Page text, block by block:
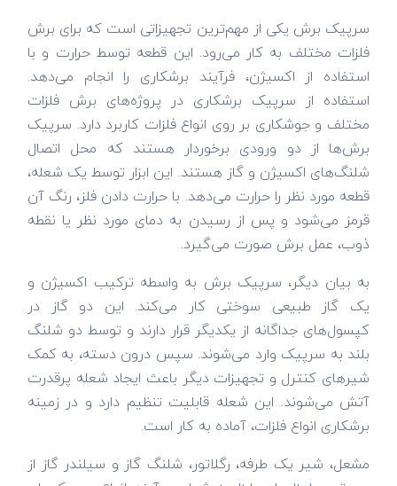
سرپیک برش یکی از مهم‌ترین تجهیزاتی است که برای برش
فلزات مختلف به کار می‌رود. این قطعه توسط حرارت و با
استفاده از اکسیژن، فرآیند برشکاری را انجام می‌دهد.
استفاده از سرپیک برشکاری در پروژه‌های برش فلزات
مختلف و جوشکاری بر روی انواع فلزات کاربرد دارد. سرپیک
برش‌ها از دو ورودی برخوردار هستند که محل اتصال
شلنگ‌های اکسیژن و گاز هستند. این ابزار توسط یک شعله،
قطعه مورد نظر را حرارت می‌دهد. با حرارت دادن فلز، رنگ آن
قرمز می‌شود و پس از رسیدن به دمای مورد نظر یا نقطه
ذوب، عمل برش صورت می‌گیرد.
به بیان دیگر، سرپیک برش به واسطه ترکیب اکسیژن و
یک گاز طبیعی سوختی کار می‌کند. این دو گاز در
کپسول‌های جداگانه از یکدیگر قرار دارند و توسط دو شلنگ
بلند به سرپیک وارد می‌شوند. سپس درون دسته، به کمک
شیرهای کنترل و تجهیزات دیگر باعث ایجاد شعله پرقدرت
آتش می‌شوند. این شعله قابلیت تنظیم دارد و در زمینه
برشکاری انواع فلزات، آماده به کار است.
مشعل، شیر یک طرفه، رگلاتور، شلنگ گاز و سیلندر گاز از